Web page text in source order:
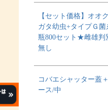
【セット価格】オオ
ガタ幼虫+タイプＧ菌
瓶800セット★雌雄判
無し
コバエシャッター蓋
ース/中